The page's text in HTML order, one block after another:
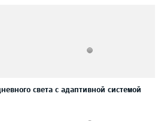
света с адаптивной системой